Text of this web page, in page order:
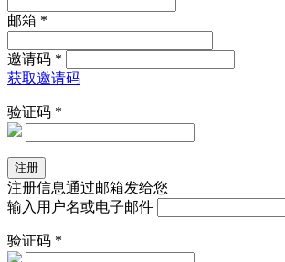
邮箱 *
邀请码 *
获取邀请码
验证码 *
注册信息通过邮箱发给您
输入用户名或电子邮件
验证码 *